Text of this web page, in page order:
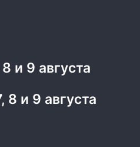
и 9 августа
8 и 9 августа